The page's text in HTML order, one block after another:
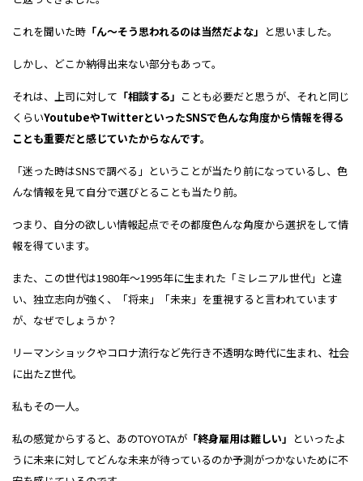
これを聞いた時 「ん～そう思われるのは当然だよな」 と思いました。
しかし、どこか納得出来ない部分もあって。
それは、 上司に対して 「相談する」 ことも必要だと思うが、それと同じ
くらいYoutubeやTwitterといったSNSで色んな角度から情報を得る
ことも重要だと感じていたからなんです。
「迷った時はSNSで調べる」ということが当たり前になっているし、色
んな情報を見て自分で選びとることも当たり前。
つまり、自分の欲しい情報起点でその都度色んな角度から選択をして情
報を得ています。
また、この世代は1980年～1995年に生まれた 「ミレニアル世代」と違
い、独立志向が強く、
「将来」「未来」を重視すると言われています
が、なぜでしょうか？
リーマンショックやコロナ流行など先行き不透明な時代に生まれ、社会
に出たZ世代。
私もその一人。
私の感覚からすると、あのTOYOTAが 「終身雇用は難しい」 といったよ
うに未来に対してどんな未来が待っているのか予測がつかないために不